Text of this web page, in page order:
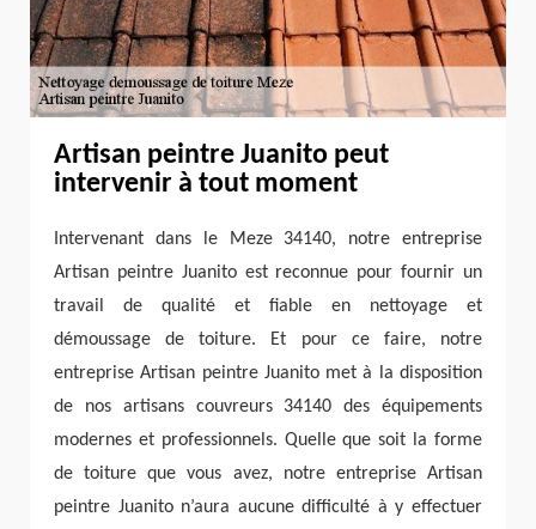
Artisan peintre Juanito peut
intervenir à tout moment
Intervenant dans le Meze 34140, notre entreprise
Artisan peintre Juanito est reconnue pour fournir un
travail de qualité et fiable en nettoyage et
démoussage de toiture. Et pour ce faire, notre
entreprise Artisan peintre Juanito met à la disposition
de nos artisans couvreurs 34140 des équipements
modernes et professionnels. Quelle que soit la forme
de toiture que vous avez, notre entreprise Artisan
peintre Juanito n’aura aucune difficulté à y effectuer